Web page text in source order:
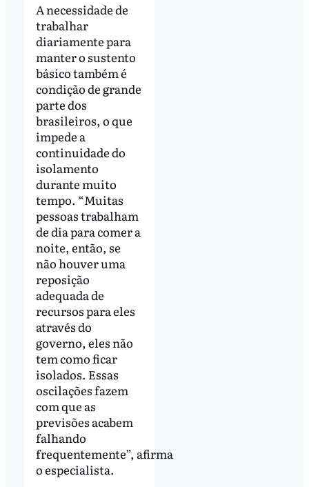
A necessidade de
trabalhar
diariamente para
manter o sustento
básico também é
condição de grande
parte dos
brasileiros, o que
impede a
continuidade do
isolamento
durante muito
tempo. “Muitas
pessoas trabalham
de dia para comer a
noite, então, se
não houver uma
reposição
adequada de
recursos para eles
através do
governo, eles não
tem como ficar
isolados. Essas
oscilações fazem
com que as
previsões acabem
falhando
frequentemente”, afirma
o especialista.